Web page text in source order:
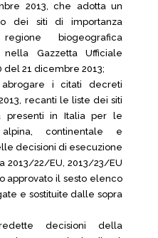
2013, che adotta un
dei siti di importanza
biogeografica
Gazzetta Ufficiale
del 21 dicembre 2013;
i citati decreti
recanti le liste dei siti
presenti in Italia per le
continentale e
decisioni di esecuzione
2013/22/EU, 2013/23/EU
approvato il sesto elenco
e sostituite dalle sopra
decisioni della